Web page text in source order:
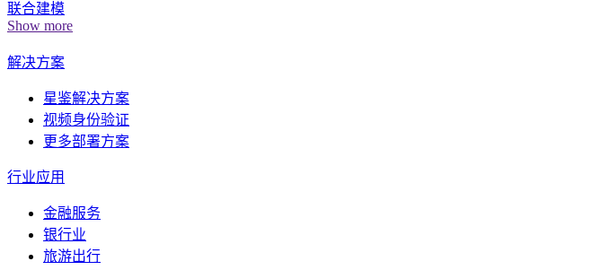
联合建模
Show more
解决方案
星鉴解决方案
视频身份验证
更多部署方案
行业应用
金融服务
银行业
旅游出行